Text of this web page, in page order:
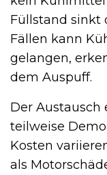
Füllstand sinkt
Fällen kann
gelangen,
dem Auspuff.
Der Austausch
teilweise
Kosten
als